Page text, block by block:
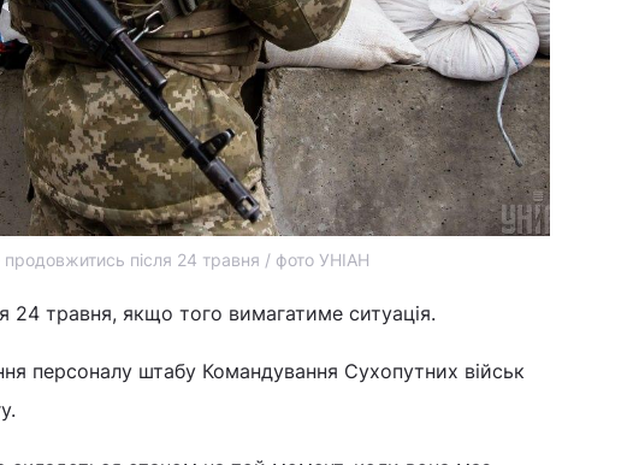
продовжитись після 24 травня / фото УНІАН
24 травня, якщо того вимагатиме ситуація.
персоналу штабу Командування Сухопутних військ